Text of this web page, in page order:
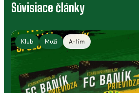
Súvisiace články
Klub Muži